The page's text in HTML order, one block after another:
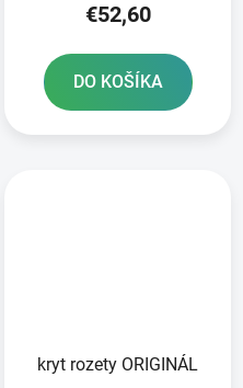
€52,60
DO KOŠÍKA
kryt rozety ORIGINÁL